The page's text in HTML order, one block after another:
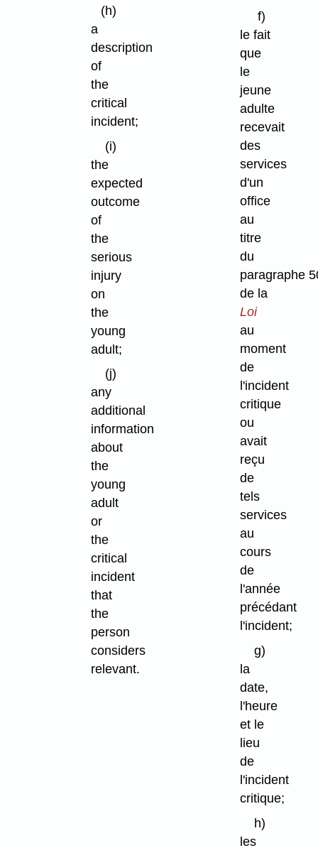
(h)
a
description
of
the
critical
incident;
(i)
the
expected
outcome
of
the
serious
injury
on
the
young
adult;
(j)
any
additional
information
about
the
young
adult
or
the
critical
incident
that
the
person
considers
relevant.
f)
le fait
que
le
jeune
adulte
recevait
des
services
d'un
office
au
titre
du
paragraphe
de la
Loi
au
moment
de
l'incident
critique
ou
avait
reçu
de
tels
services
au
cours
de
l'année
précédant
l'incident;
g)
la
date,
l'heure
et le
lieu
de
l'incident
critique;
h)
les